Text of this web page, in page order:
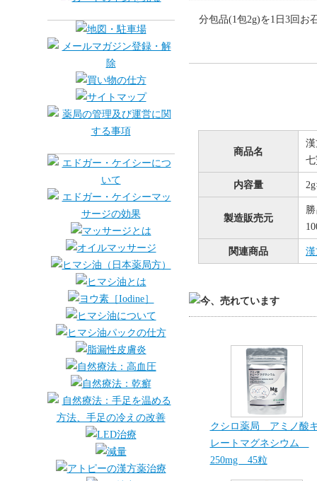
分包品(1包2g)を1日3回お
商品名
内容量
製造販売元
関連商品
クシロ薬局 アミノ酸
レートマグネシウム
250mg 45粒